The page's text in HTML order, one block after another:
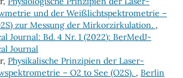
und der Weißlichtspektrometrie –
zur Messung der Mirkorzirkulation. ,
Journal: Bd. 4 Nr. 1 (2022): BerMedJ-
Journal
Physikalische Prinzipien der Laser-
– O2 to See (O2S). , Berlin